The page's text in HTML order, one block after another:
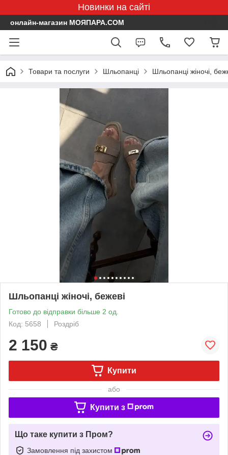
Новинки на сайті
онлайн-магазин МОЯПАРА.COM
Товари та послуги Шльопанці Шльопанці жіночі,
Шльопанці жіночі, бежеві
Готово до відправки більше 2 од.
Код: 5658
Роздріб
2 150 ₴
Купити
або
Купити з
Що таке купити з Пром?
Замовлення під захистом